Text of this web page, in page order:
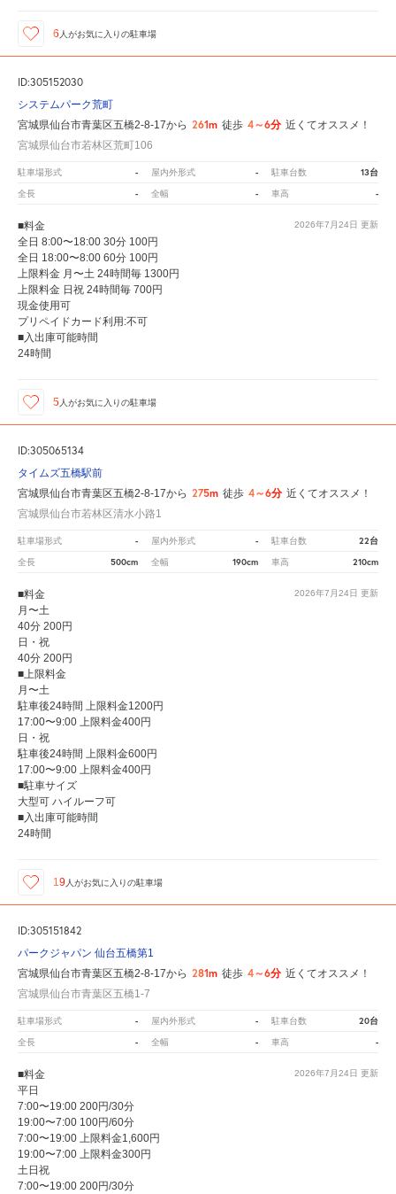
6 人がお気に入りの駐車場
ID:305152030
システムパーク荒町
宮城県仙台市青葉区五橋2-8-17から 261m 徒歩 4～6分 近くてオススメ！
宮城県仙台市若林区荒町106
駐車場形式 - 屋内外形式 - 駐車台数 13台
全長 - 全幅 - 車高 -
2026年7月24日 更新
■料金
全日 8:00〜18:00 30分 100円
全日 18:00〜8:00 60分 100円
上限料金 月〜土 24時間毎 1300円
上限料金 日祝 24時間毎 700円
現金使用可
プリペイドカード利用:不可
■入出庫可能時間
24時間
5 人がお気に入りの駐車場
ID:305065134
タイムズ五橋駅前
宮城県仙台市青葉区五橋2-8-17から 275m 徒歩 4～6分 近くてオススメ！
宮城県仙台市若林区清水小路1
駐車場形式 - 屋内外形式 - 駐車台数 22台
全長 500cm 全幅 190cm 車高 210cm
2026年7月24日 更新
■料金
月〜土
40分 200円
日・祝
40分 200円
■上限料金
月〜土
駐車後24時間 上限料金1200円
17:00〜9:00 上限料金400円
日・祝
駐車後24時間 上限料金600円
17:00〜9:00 上限料金400円
■駐車サイズ
大型可 ハイルーフ可
■入出庫可能時間
24時間
19 人がお気に入りの駐車場
ID:305151842
パークジャパン 仙台五橋第1
宮城県仙台市青葉区五橋2-8-17から 281m 徒歩 4～6分 近くてオススメ！
宮城県仙台市青葉区五橋1-7
駐車場形式 - 屋内外形式 - 駐車台数 20台
全長 - 全幅 - 車高 -
2026年7月24日 更新
■料金
平日
7:00〜19:00 200円/30分
19:00〜7:00 100円/60分
7:00〜19:00 上限料金1,600円
19:00〜7:00 上限料金300円
土日祝
7:00〜19:00 200円/30分